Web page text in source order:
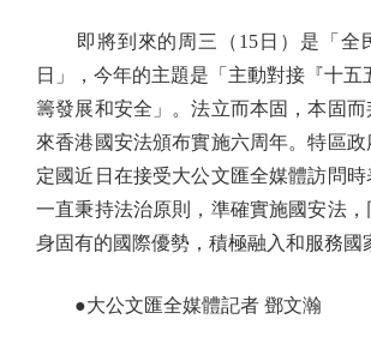
即將到來的周三（15日）是「全
日」，今年的主題是「主動對接『十五
籌發展和安全」。法立而本固，本固而
來香港國安法頒布實施六周年。特區
定國近日在接受大公文匯全媒體訪問
一直秉持法治原則，準確實施國安法，
身固有的國際優勢，積極融入和服務國
●大公文匯全媒體記者 鄧文瀚